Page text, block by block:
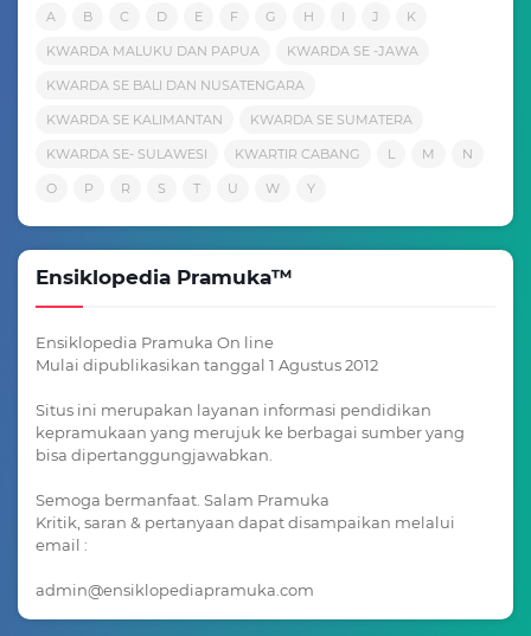
A B C D E F G H I J K
KWARDA MALUKU DAN PAPUA KWARDA SE -JAWA
KWARDA SE BALI DAN NUSATENGARA
KWARDA SE KALIMANTAN KWARDA SE SUMATERA
KWARDA SE- SULAWESI KWARTIR CABANG L M N
O P R S T U W Y
Ensiklopedia Pramuka™
Ensiklopedia Pramuka On line
Mulai dipublikasikan tanggal 1 Agustus 2012
Situs ini merupakan layanan informasi pendidikan
kepramukaan yang merujuk ke berbagai sumber yang
bisa dipertanggungjawabkan.
Semoga bermanfaat. Salam Pramuka
Kritik, saran & pertanyaan dapat disampaikan melalui
email :
admin@ensiklopediapramuka.com